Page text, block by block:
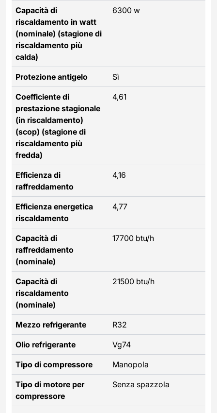
Capacità di
riscaldamento in watt
(nominale) (stagione di
riscaldamento più
calda)
6300 w
Protezione antigelo Sì
Coefficiente di
prestazione stagionale
(in riscaldamento)
(scop) (stagione di
riscaldamento più
fredda)
4,61
Efficienza di
raffreddamento
4,16
Efficienza energetica
riscaldamento
4,77
Capacità di
raffreddamento
(nominale)
17700 btu/h
Capacità di
riscaldamento
(nominale)
21500 btu/h
Mezzo refrigerante R32
Olio refrigerante Vg74
Tipo di compressore Manopola
Tipo di motore per
compressore
Senza spazzola